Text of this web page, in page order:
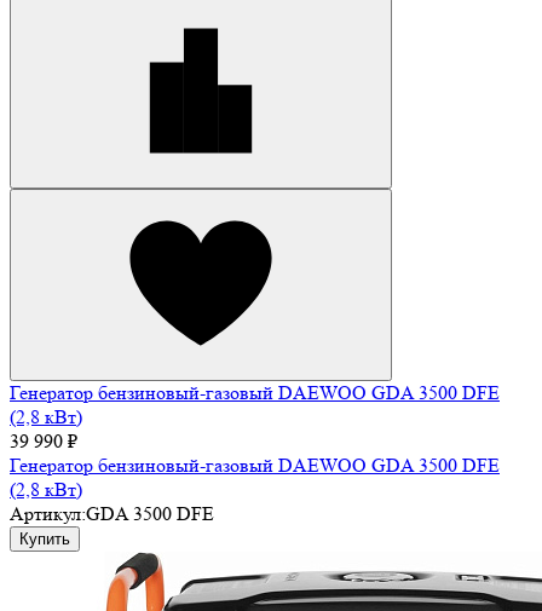
Генератор бензиновый-газовый DAEWOO GDA 3500 DFE
(2,8 кВт)
39 990 ₽
Генератор бензиновый-газовый DAEWOO GDA 3500 DFE
(2,8 кВт)
Артикул:GDA 3500 DFE
Купить